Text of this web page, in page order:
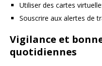
Utiliser des cartes
Souscrire aux alertes de
Vigilance et
quotidiennes